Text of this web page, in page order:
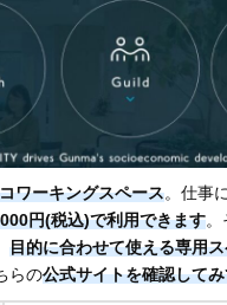
ワーキングスペース。仕事
円(税込)で利用できます
目的に合わせて使える専用
らの公式サイトを確認して